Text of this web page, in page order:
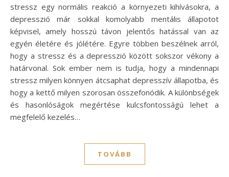
stressz egy normális reakció a környezeti kihívásokra, a
depresszió már sokkal komolyabb mentális állapotot
képvisel, amely hosszú távon jelentős hatással van az
egyén életére és jólétére. Egyre többen beszélnek arról,
hogy a stressz és a depresszió között sokszor vékony a
határvonal. Sok ember nem is tudja, hogy a mindennapi
stressz milyen könnyen átcsaphat depresszív állapotba, és
hogy a kettő milyen szorosan összefonódik. A különbségek
és hasonlóságok megértése kulcsfontosságú lehet a
megfelelő kezelés…
TOVÁBB